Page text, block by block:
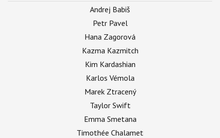
Andrej Babiš
Petr Pavel
Hana Zagorová
Kazma Kazmitch
Kim Kardashian
Karlos Vémola
Marek Ztracený
Taylor Swift
Emma Smetana
Timothée Chalamet